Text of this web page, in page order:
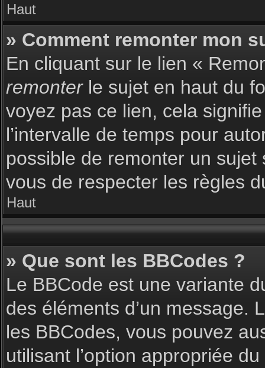
Haut
» Comment remonter mon
En cliquant sur le lien «
remonterle sujet en haut du
voyez pas ce lien, cela
l’intervalle de temps pour
possible de remonter un
vous de respecter les règles
Haut
» Que sont les BBCodes ?
Le BBCode est une variante
des éléments d’un message.
les BBCodes, vous pouvez
utilisant l’option appropriée